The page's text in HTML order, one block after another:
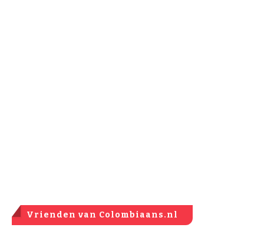
Vrienden van Colombiaans.nl